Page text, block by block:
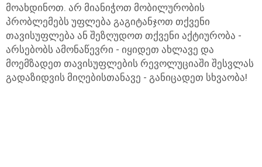
მოახდინოთ. არ მიანიჭოთ მობილურობის
პრობლემებს უფლება გაგიტანჯოთ თქვენი
თავისუფლება ან შეზღუდოთ თქვენი აქტიურობა -
არსებობს ამონაწევრი - იყიდეთ ახლავე და
მოემზადეთ თავისუფლების რევოლუციაში შესვლას
გადაზიდვის მიღებისთანავე - განიცადეთ სხვაობა!